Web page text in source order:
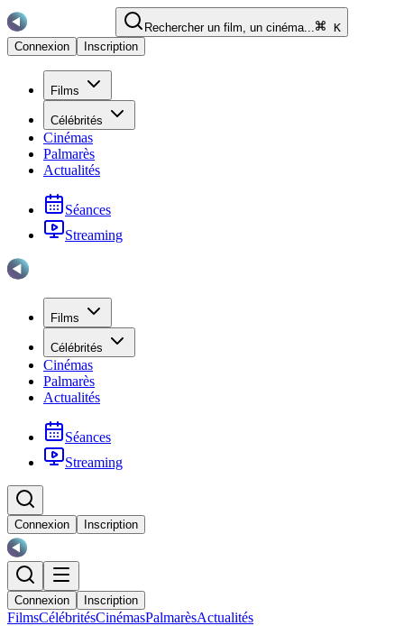
Rechercher un film, un cinéma...
K
Connexion
Inscription
Films
Célébrités
Cinémas
Palmarès
Actualités
Séances
Streaming
Films
Célébrités
Cinémas
Palmarès
Actualités
Séances
Streaming
Connexion Inscription
Connexion Inscription
FilmsCélébritésCinémasPalmarèsActualités